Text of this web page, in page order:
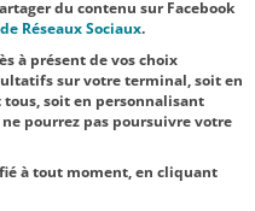
du contenu sur Facebook
Réseaux Sociaux.
à présent de vos choix
sur votre terminal, soit en
soit en personnalisant
pourrez pas poursuivre votre
à tout moment, en cliquant